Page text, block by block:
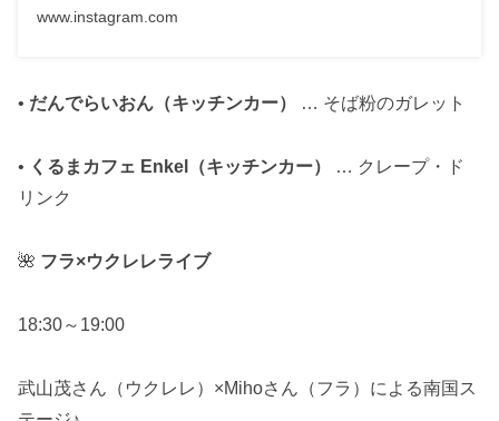
www.instagram.com
• だんでらいおん（キッチンカー） … そば粉のガレット
• くるまカフェ Enkel（キッチンカー）
… クレープ・ド
リンク
🌺 フラ×ウクレレライブ
18:30～19:00
武山茂さん（ウクレレ）×Mihoさん（フラ）による南国ス